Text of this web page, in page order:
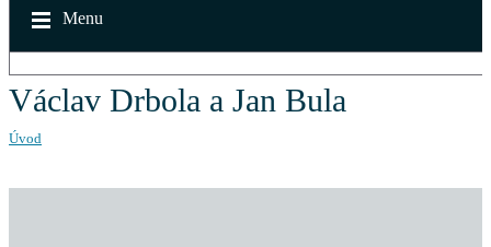
Menu
Václav Drbola a Jan Bula
Úvod